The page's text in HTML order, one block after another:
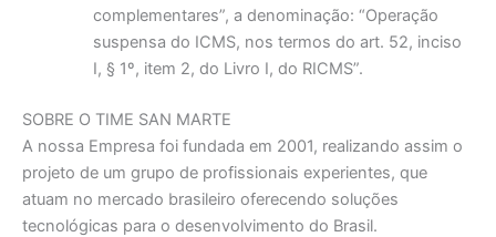
complementares”, a denominação: “Operação
suspensa do ICMS, nos termos do art. 52, inciso
I, § 1º, item 2, do Livro I, do RICMS”.
SOBRE O TIME SAN MARTE
A nossa Empresa foi fundada em 2001, realizando assim o
projeto de um grupo de profissionais experientes, que
atuam no mercado brasileiro oferecendo soluções
tecnológicas para o desenvolvimento do Brasil.